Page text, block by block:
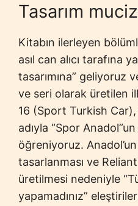
Tasarım
Kitabın ilerleyen
asıl can alıcı tarafına
tasarımına” geliyoruz
ve seri olarak üretilen
16 (Sport Turkish
adıyla “Spor
öğreniyoruz. Anadol’un
tasarlanması ve
üretilmesi nedeniyle
yapamadınız”